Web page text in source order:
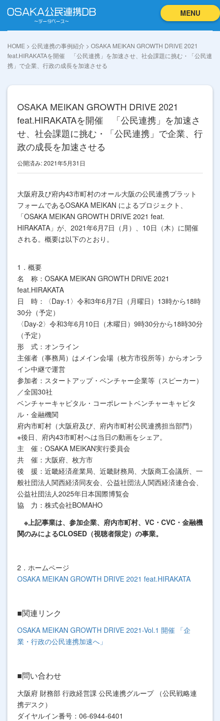
MENU
HOME > 公民連携の事例紹介 > OSAKA MEIKAN GROWTH DRIVE 2021
feat.HIRAKATAを開催 「公民連携」を加速させ、社会課題に挑む・「公民連
携」で企業、行政の成長を加速させる
OSAKA MEIKAN GROWTH DRIVE 2021
feat.HIRAKATAを開催 「公民連携」を加速さ
せ、社会課題に挑む・「公民連携」で企業、行
政の成長を加速させる
公開済み: 2021年5月31日
大阪府及び府内43市町村のオール大阪の公民連携プラット
フォームであるOSAKA MEIKAN によるプロジェクト、
「OSAKA MEIKAN GROWTH DRIVE 2021 feat.
HIRAKATA 」が、2021年6月7日（月）、10日（木）に開催
される 。概要は以下のとおり。
1．概要
名 称：OSAKA MEIKAN GROWTH DRIVE 2021
feat.HIRAKATA
日 時：〈Day-1〉令和3年6月7日（月曜日）13時から18時
30分（予定）
〈Day-2〉令和3年6月10日（木曜日）9時30分から18時30分
（予定）
形 式：オンライン
主催者（事務局）はメイン会場（枚方市役所等）からオンラ
イン中継で運営
参加者：スタートアップ・ベンチャー企業等（スピーカー）
／全国30社
ベンチャーキャピタル・コーポレートベンチャーキャピタ
ル・金融機関
府内市町村（大阪府及び、府内市町村公民連携担当部門）
※後日、府内43市町村へは当日の動画をシェア。
主 催：OSAKA MEIKAN実行委員会
共 催：大阪府、枚方市
後 援：近畿経済産業局、近畿財務局、大阪商工会議所、一
般社団法人関西経済同友会、公益社団法人関西経済連合会、
公益社団法人2025年日本国際博覧会
協 力：株式会社BOMAHO
※上記事業は、参加企業、府内市町村、VC・CVC・金融機
関のみによるCLOSED（視聴者限定）の事業。
2．ホームページ
OSAKA MEIKAN GROWTH DRIVE 2021 feat.HIRAKATA
■関連リンク
OSAKA MEIKAN GROWTH DRIVE 2021-Vol.1 開催 「企
業・行政の公民連携加速へ」
■問い合わせ
大阪府 財務部 行政経営課 公民連携グループ （公民戦略連
携デスク）
ダイヤルイン番号：06-6944-6401